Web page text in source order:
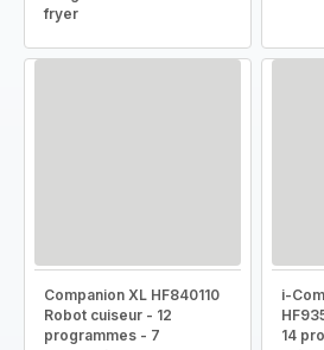
fryer
Companion XL HF840110
Robot cuiseur - 12
programmes - 7
i-
14